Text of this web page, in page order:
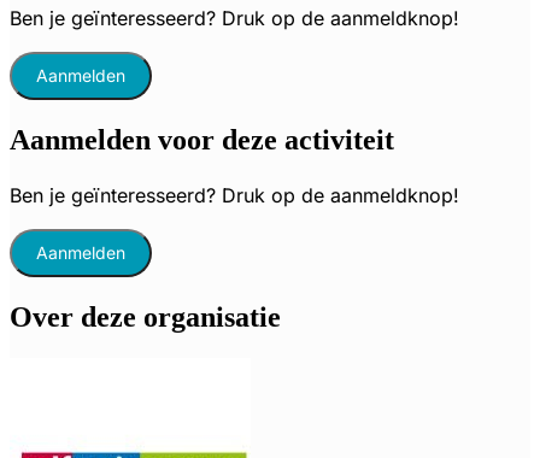
Ben je geïnteresseerd? Druk op de aanmeldknop!
Aanmelden
Aanmelden voor deze activiteit
Ben je geïnteresseerd? Druk op de aanmeldknop!
Aanmelden
Over deze organisatie